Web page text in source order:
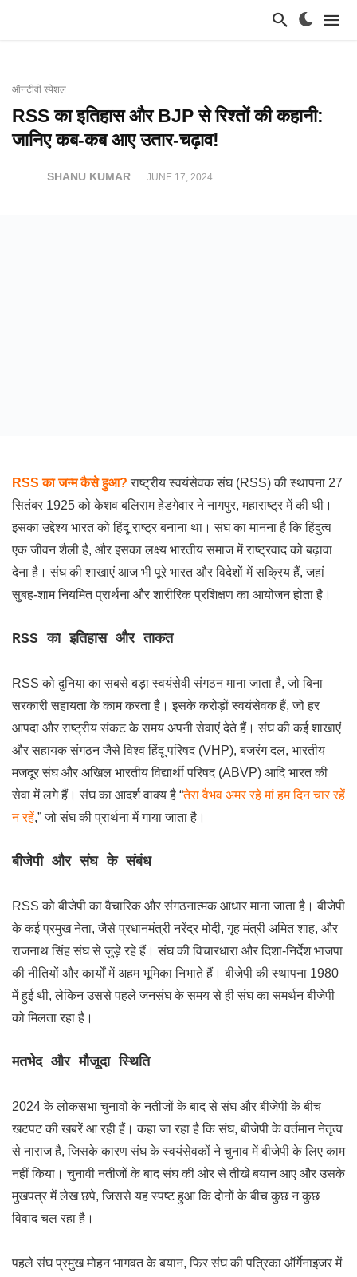
ऑनटीवी स्पेशल
RSS का इतिहास और BJP से रिश्तों की कहानी:
जानिए कब-कब आए उतार-चढ़ाव!
SHANU KUMAR JUNE 17, 2024
RSS का जन्म कैसे हुआ?राष्ट्रीय स्वयंसेवक संघ (RSS) की स्थापना 27
सितंबर 1925 को केशव बलिराम हेडगेवार ने नागपुर, महाराष्ट्र में की थी।
इसका उद्देश्य भारत को हिंदू राष्ट्र बनाना था। संघ का मानना है कि हिंदुत्व
एक जीवन शैली है, और इसका लक्ष्य भारतीय समाज में राष्ट्रवाद को बढ़ावा
देना है। संघ की शाखाएं आज भी पूरे भारत और विदेशों में सक्रिय हैं, जहां
सुबह-शाम नियमित प्रार्थना और शारीरिक प्रशिक्षण का आयोजन होता है।
RSS का इतिहास और ताकत
RSS को दुनिया का सबसे बड़ा स्वयंसेवी संगठन माना जाता है, जो बिना
सरकारी सहायता के काम करता है। इसके करोड़ों स्वयंसेवक हैं, जो हर
आपदा और राष्ट्रीय संकट के समय अपनी सेवाएं देते हैं। संघ की कई शाखाएं
और सहायक संगठन जैसे विश्व हिंदू परिषद (VHP), बजरंग दल, भारतीय
मजदूर संघ और अखिल भारतीय विद्यार्थी परिषद (ABVP) आदि भारत की
सेवा में लगे हैं। संघ का आदर्श वाक्य है “तेरा वैभव अमर रहे मां हम दिन चार रहें
न रहें,” जो संघ की प्रार्थना में गाया जाता है।
बीजेपी और संघ के संबंध
RSS को बीजेपी का वैचारिक और संगठनात्मक आधार माना जाता है। बीजेपी
के कई प्रमुख नेता, जैसे प्रधानमंत्री नरेंद्र मोदी, गृह मंत्री अमित शाह, और
राजनाथ सिंह संघ से जुड़े रहे हैं। संघ की विचारधारा और दिशा-निर्देश भाजपा
की नीतियों और कार्यों में अहम भूमिका निभाते हैं। बीजेपी की स्थापना 1980
में हुई थी, लेकिन उससे पहले जनसंघ के समय से ही संघ का समर्थन बीजेपी
को मिलता रहा है।
मतभेद और मौजूदा स्थिति
2024 के लोकसभा चुनावों के नतीजों के बाद से संघ और बीजेपी के बीच
खटपट की खबरें आ रही हैं। कहा जा रहा है कि संघ, बीजेपी के वर्तमान नेतृत्व
से नाराज है, जिसके कारण संघ के स्वयंसेवकों ने चुनाव में बीजेपी के लिए काम
नहीं किया। चुनावी नतीजों के बाद संघ की ओर से तीखे बयान आए और उसके
मुखपत्र में लेख छपे, जिससे यह स्पष्ट हुआ कि दोनों के बीच कुछ न कुछ
विवाद चल रहा है।
पहले संघ प्रमुख मोहन भागवत के बयान, फिर संघ की पत्रिका ऑर्गेनाइजर में